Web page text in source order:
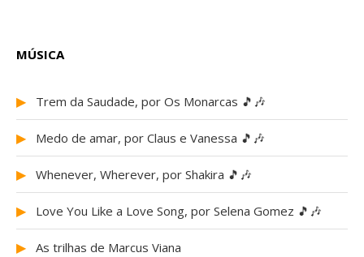
MÚSICA
▶ Trem da Saudade, por Os Monarcas 🎵🎶
▶ Medo de amar, por Claus e Vanessa 🎵🎶
▶ Whenever, Wherever, por Shakira 🎵🎶
▶ Love You Like a Love Song, por Selena Gomez 🎵🎶
▶ As trilhas de Marcus Viana